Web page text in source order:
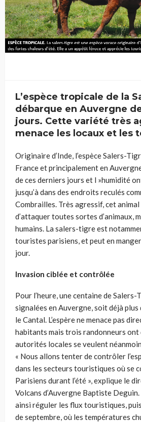
L’espèce tropicale de la
débarque en Auvergne
jours. Cette variété très
menace les locaux et les
Originaire d’Inde, l’espèce Salers-
France et principalement en
de ces derniers jours et l »humidité
jusqu’à dans des endroits reculés
Combrailles. Très agressif, cet
d’attaquer toutes sortes d’animaux,
humains. La salers-tigre est
touristes parisiens, et peut en
jour.
Invasion ciblée et contrôlée
Pour l’heure, une centaine de
signalées en Auvergne, soit déjà plus
le Cantal. L’espère ne menace pas
habitants mais trois randonneurs ont
autorités locales se veulent
« Nous allons tenter de contrôler
dans les secteurs touristiques où se
Parisiens durant l’été », explique le
Volcans d’Auvergne Baptiste Deguin.
ainsi réguler les flux touristiques,
de septembre, où les températures